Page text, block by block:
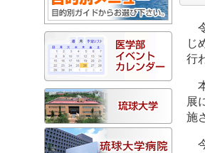
じ
行
展
施